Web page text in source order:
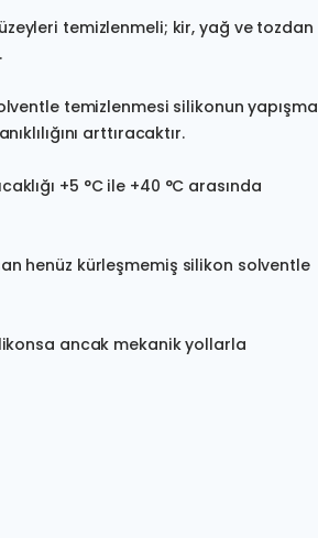
temizlenmeli; kir, yağ ve tozdan
temizlenmesi silikonun yapışma
arttıracaktır.
+5 °C ile +40 °C arasında
henüz kürleşmemiş silikon solventle
ancak mekanik yollarla